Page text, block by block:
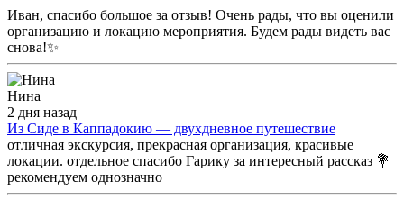
Иван, спасибо большое за отзыв! Очень рады, что вы оценили
организацию и локацию мероприятия. Будем рады видеть вас
снова!✨
Нина
2 дня назад
Из Сиде в Каппадокию — двухдневное путешествие
отличная экскурсия, прекрасная организация, красивые
локации. отдельное спасибо Гарику за интересный рассказ 💐
рекомендуем однозначно